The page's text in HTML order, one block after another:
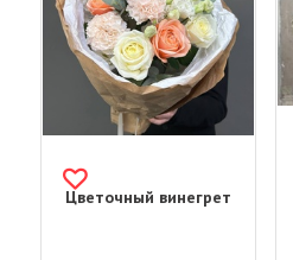
Цветочный винегрет